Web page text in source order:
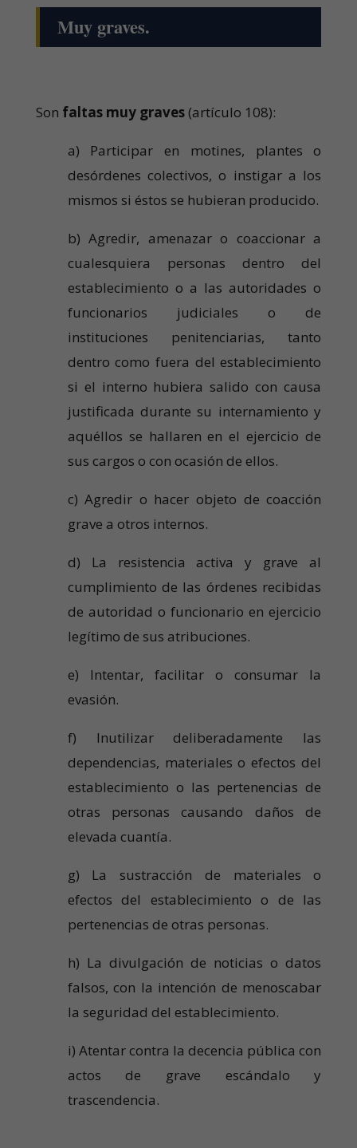
Muy graves.
Son faltas muy graves(artículo 108):
a) Participar en motines, plantes o
desórdenes colectivos, o instigar a los
mismos si éstos se hubieran producido.
b) Agredir, amenazar o coaccionar a
cualesquiera personas dentro del
establecimiento o a las autoridades o
funcionarios judiciales o de
instituciones penitenciarias, tanto
dentro como fuera del establecimiento
si el interno hubiera salido con causa
justificada durante su internamiento y
aquéllos se hallaren en el ejercicio de
sus cargos o con ocasión de ellos.
c) Agredir o hacer objeto de coacción
grave a otros internos.
d) La resistencia activa y grave al
cumplimiento de las órdenes recibidas
de autoridad o funcionario en ejercicio
legítimo de sus atribuciones.
e) Intentar, facilitar o consumar la
evasión.
f) Inutilizar deliberadamente las
dependencias, materiales o efectos del
establecimiento o las pertenencias de
otras personas causando daños de
elevada cuantía.
g) La sustracción de materiales o
efectos del establecimiento o de las
pertenencias de otras personas.
h) La divulgación de noticias o datos
falsos, con la intención de menoscabar
la seguridad del establecimiento.
i) Atentar contra la decencia pública con
actos de grave escándalo y
trascendencia.